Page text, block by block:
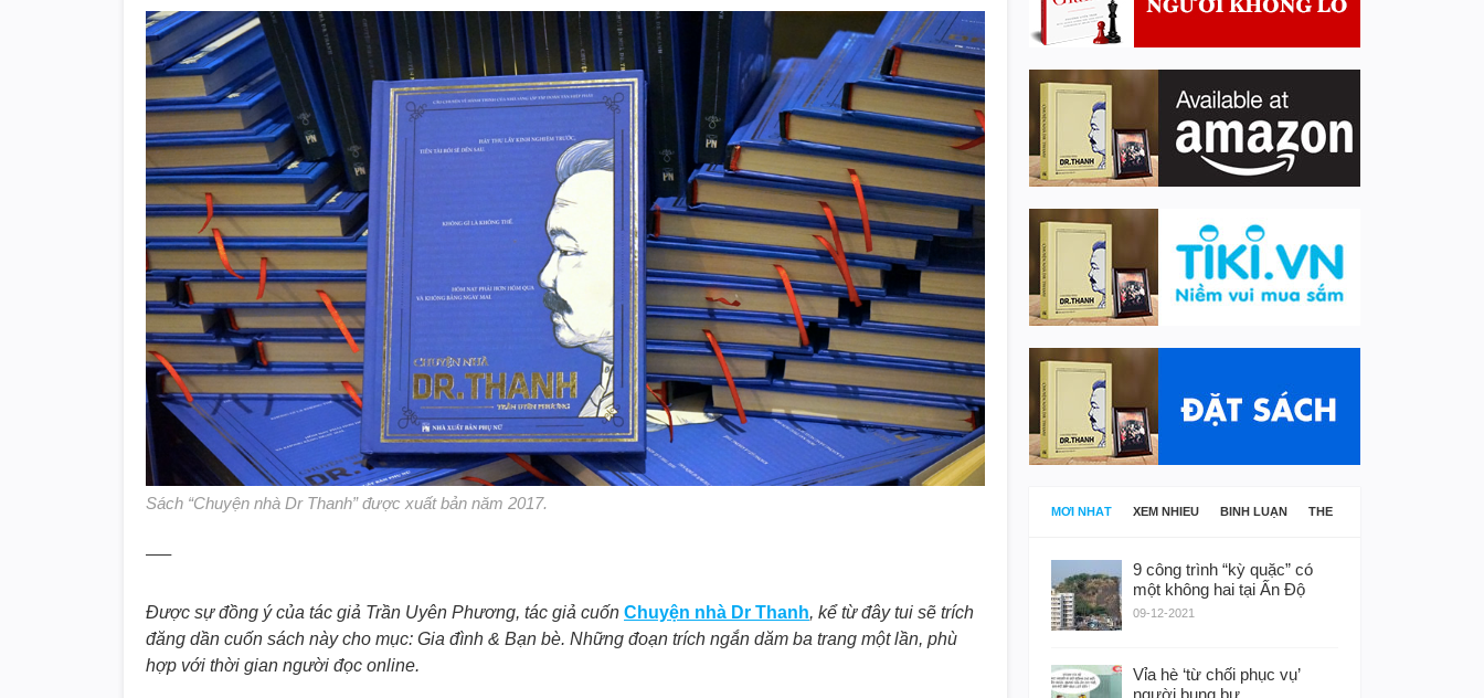
Sách “Chuyện nhà Dr Thanh” được xuất bản năm 2017.
—–
Được sự đồng ý của tác giả Trần Uyên Phương, tác giả cuốn Chuyện nhà Dr Thanh, kể từ đây tui sẽ trích
đăng dần cuốn sách này cho mục: Gia đình & Bạn bè. Những đoạn trích ngắn dăm ba trang một lần, phù
hợp với thời gian người đọc online.
MỚI NHẤT XEM NHIỀU BÌNH LUẬN THẺ
9 công trình “kỳ quặc” có
một không hai tại Ấn Độ
09-12-2021
Vỉa hè ‘từ chối phục vụ’
người bụng bự